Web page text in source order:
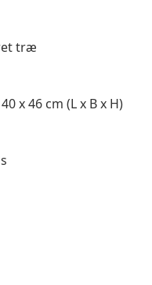
træ
x 46 cm (L x B x H)